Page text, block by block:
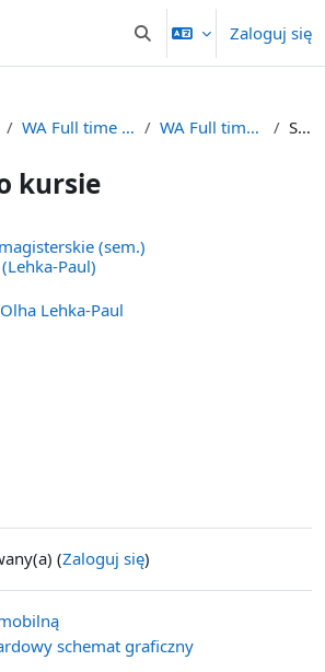
Przełącznik wyszukiwarki
Zaloguj się
WA Full time :: WA Stacjonarne (2025/26) WA Full time - MA Seminars (2025-27) Streszczenie
kursie
(sem.)
Paul)
Olha Lehka-Paul
(Zaloguj się)
schemat graficzny